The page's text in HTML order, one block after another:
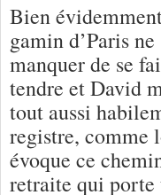
Bien
gamin d’Paris
manquer de se
tendre et David
tout aussi
registre, comme
évoque ce
retraite qui porte